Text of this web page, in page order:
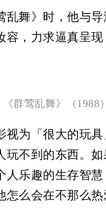
乱舞》时，他与
容，力求逼真呈
《群莺乱舞》（1988
视为「很大的玩
玩不到的东西。
人乐趣的生存智
怎么会在不那么